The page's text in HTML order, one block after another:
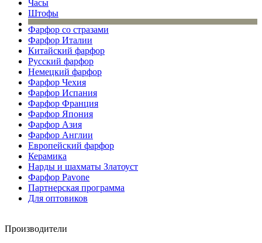
Часы
Штофы
Фарфор со стразами
Фарфор Италии
Китайский фарфор
Русский фарфор
Немецкий фарфор
Фарфор Чехия
Фарфор Испания
Фарфор Франция
Фарфор Япония
Фарфор Азия
Фарфор Англии
Европейский фарфор
Керамика
Нарды и шахматы Златоуст
Фарфор Pavone
Партнерская программа
Для оптовиков
Производители